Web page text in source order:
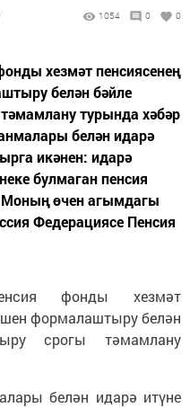
1054 0 0
хезмәт пенсиясенең
белән бәйле
турында хәбәр
белән идарә
икәнен: идарә
булмаган пенсия
өчен агымдагы
Федерациясе Пенсия
фонды хезмәт
формалаштыру белән
срогы тәмамлану
белән идарә итүне